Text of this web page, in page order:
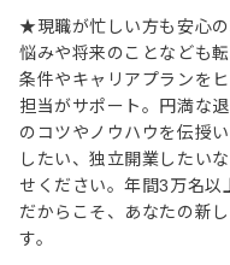
★現職が忙しい方も安心の
悩みや将来のことなども
条件やキャリアプランを
担当がサポート。円満な
のコツやノウハウを伝授
したい、独立開業したい
せください。年間3万名
だからこそ、あなたの新
す。